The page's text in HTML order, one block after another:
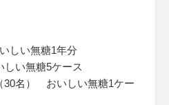
しい無糖1年分
い無糖5ケース
30名） おいしい無糖1ケー